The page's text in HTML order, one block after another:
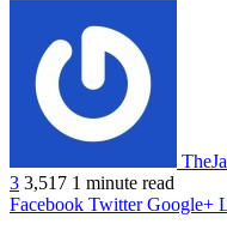
3 3,517 1 minute read
Facebook Twitter Google+